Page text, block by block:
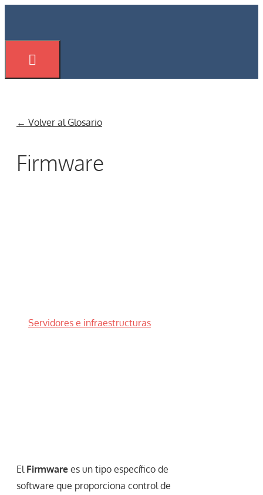
← Volver al Glosario
Firmware
Servidores e infraestructuras
El Firmware es un tipo específico de
software que proporciona control de